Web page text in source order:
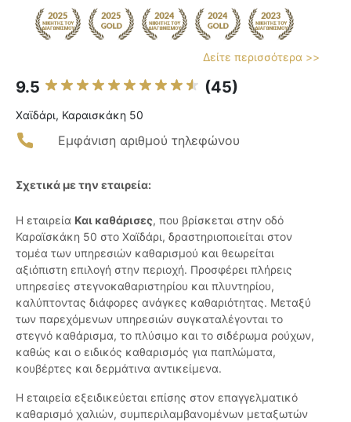
Δείτε περισσότερα >>
9.5 (45)
Χαϊδάρι, Καραισκάκη 50
Εμφάνιση αριθμού τηλεφώνου
Σχετικά με την εταιρεία:
Η εταιρεία Και καθάρισες, που βρίσκεται στην οδό
Καραϊσκάκη 50 στο Χαϊδάρι, δραστηριοποιείται στον
τομέα των υπηρεσιών καθαρισμού και θεωρείται
αξιόπιστη επιλογή στην περιοχή. Προσφέρει πλήρεις
υπηρεσίες στεγνοκαθαριστηρίου και πλυντηρίου,
καλύπτοντας διάφορες ανάγκες καθαριότητας. Μεταξύ
των παρεχόμενων υπηρεσιών συγκαταλέγονται το
στεγνό καθάρισμα, το πλύσιμο και το σιδέρωμα ρούχων,
καθώς και ο ειδικός καθαρισμός για παπλώματα,
κουβέρτες και δερμάτινα αντικείμενα.
Η εταιρεία εξειδικεύεται επίσης στον επαγγελματικό
καθαρισμό χαλιών, συμπεριλαμβανομένων μεταξωτών